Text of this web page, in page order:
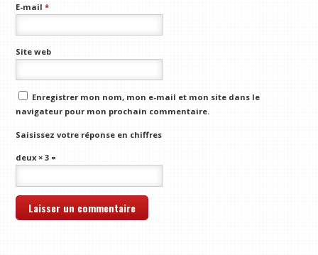
E-mail*
Site web
Enregistrer mon nom, mon e-mail et mon site dans le
navigateur pour mon prochain commentaire.
Saisissez votre réponse en chiffres
deux × 3 =